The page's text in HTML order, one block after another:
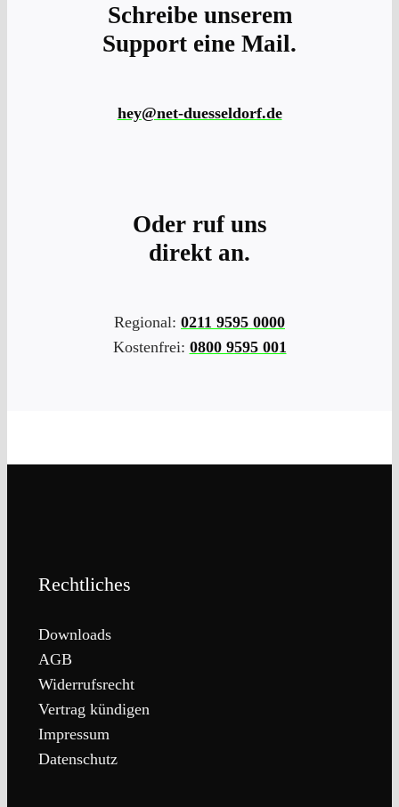
Schreibe unserem
Support eine Mail.
hey@net-duesseldorf.de
Oder ruf uns
direkt an.
Regional: 0211 9595 0000
Kostenfrei: 0800 9595 001
Rechtliches
Downloads
AGB
Widerrufsrecht
Vertrag kündigen
Impressum
Datenschutz